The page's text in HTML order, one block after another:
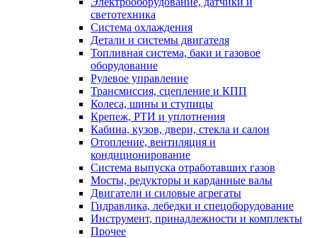
светотехника
Система охлаждения
Детали и системы двигателя
Топливная система, баки и газовое
оборудование
Рулевое управление
Трансмиссия, сцепление и КПП
Колеса, шины и ступицы
Крепеж, РТИ и уплотнения
Кабина, кузов, двери, стекла и салон
Отопление, вентиляция и
кондиционирование
Система выпуска отработавших газов
Мосты, редукторы и карданные валы
Двигатели и силовые агрегаты
Гидравлика, лебедки и спецоборудование
Инструмент, принадлежности и комплекты
Прочее